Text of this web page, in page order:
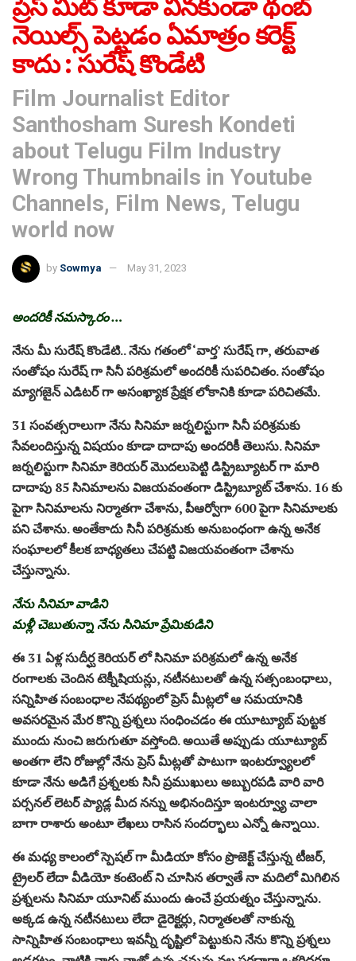
ప్రెస్ మీట్ కూడా వినకుండా థంబ్
నెయిల్స్ పెట్టడం ఏమాత్రం కరెక్ట్
కాదు : సురేష్ కొండేటి
Film Journalist Editor
Santhosham Suresh Kondeti
about Telugu Film Industry
Wrong Thumbnails in Youtube
Channels, Film News, Telugu
world now
by Sowmya May 31, 2023
అందరికీ నమస్కారం …
నేను మీ సురేష్ కొండేటి.. నేను గతంలో ‘వార్త’ సురేష్ గా, తరువాత
సంతోషం సురేష్ గా సినీ పరిశ్రమలో అందరికీ సుపరిచితం. సంతోషం
మ్యాగజైన్ ఎడిటర్ గా అసంఖ్యాక ప్రేక్షక లోకానికి కూడా పరిచితమే.
31 సంవత్సరాలుగా నేను సినిమా జర్నలిస్టుగా సినీ పరిశ్రమకు
సేవలందిస్తున్న విషయం కూడా దాదాపు అందరికీ తెలుసు. సినిమా
జర్నలిస్టుగా సినిమా కెరియర్ మొదలుపెట్టి డిస్ట్రిబ్యూటర్ గా మారి
దాదాపు 85 సినిమాలను విజయవంతంగా డిస్ట్రిబ్యూట్ చేశాను. 16 కు
పైగా సినిమాలను నిర్మాతగా చేశాను, పీఆర్వోగా 600 పైగా సినిమాలకు
పని చేశాను. అంతేకాదు సినీ పరిశ్రమకు అనుబంధంగా ఉన్న అనేక
సంఘాలలో కీలక బాధ్యతలు చేపట్టి విజయవంతంగా చేశాను
చేస్తున్నాను.
నేను సినిమా వాడిని
మళ్లీ చెబుతున్నా నేను సినిమా ప్రేమికుడిని
ఈ 31 ఏళ్ల సుదీర్ఘ కెరియర్ లో సినిమా పరిశ్రమలో ఉన్న అనేక
రంగాలకు చెందిన టెక్నీషియన్లు, నటీనటులతో ఉన్న సత్సంబంధాలు,
సన్నిహిత సంబంధాల నేపథ్యంలో ప్రెస్ మీట్లలో ఆ సమయానికి
అవసరమైన మేర కొన్ని ప్రశ్నలు సంధించడం ఈ యూట్యూబ్ పుట్టక
ముందు నుంచి జరుగుతూ వస్తోంది. అయితే అప్పుడు యూట్యూబ్
అంతగా లేని రోజుల్లో నేను ప్రెస్ మీట్లతో పాటుగా ఇంటర్వ్యూలలో
కూడా నేను అడిగే ప్రశ్నలకు సినీ ప్రముఖులు అబ్బురపడి వారి వారి
పర్సనల్ లెటర్ ప్యాడ్ల మీద నన్ను అభినందిస్తూ ఇంటర్వ్యూ చాలా
బాగా రాశారు అంటూ లేఖలు రాసిన సందర్భాలు ఎన్నో ఉన్నాయి.
ఈ మధ్య కాలంలో స్పెషల్ గా మీడియా కోసం ప్రొజెక్ట్ చేస్తున్న టీజర్,
ట్రైలర్ లేదా వీడియో కంటెంట్ ని చూసిన తర్వాతే నా మదిలో మిగిలిన
ప్రశ్నలను సినిమా యూనిట్ ముందు ఉంచే ప్రయత్నం చేస్తున్నాను.
అక్కడ ఉన్న నటీనటులు లేదా డైరెక్టర్లు, నిర్మాతలతో నాకున్న
సాన్నిహిత సంబంధాలు ఇవన్నీ దృష్టిలో పెట్టుకుని నేను కొన్ని ప్రశ్నలు